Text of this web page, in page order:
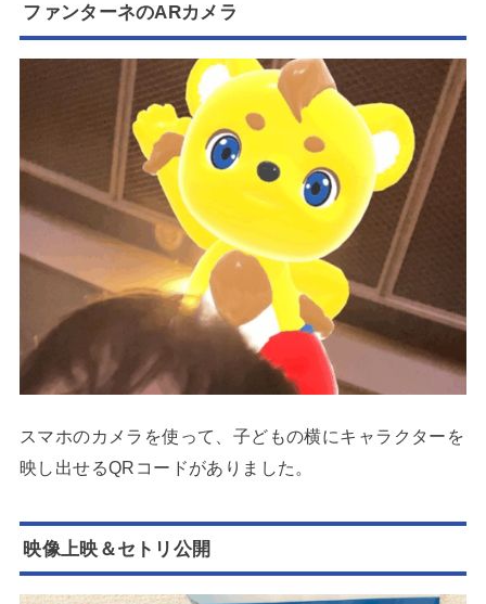
ファンターネのARカメラ
スマホのカメラを使って、子どもの横にキャラクターを
映し出せるQRコードがありました。
映像上映＆セトリ公開